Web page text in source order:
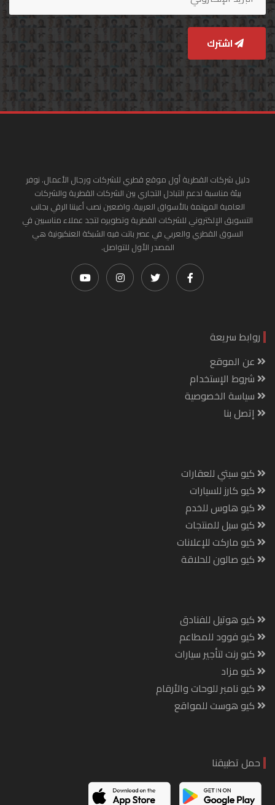
اشترك
دليل شركات القطرية أول موقع قطري للشركات ورجال الأعمال. نوفر
بيئة مناسبة لدعم التبادل التجاري بين الشركات القطرية والشركات
العامية المهتمة بالأسواق العربية. واضعين نصب أعيننا الرقي بجانب
التسويق الإلكتروني للشركات القطرية وتطويره لتجد عملاء مناسبين في
السوق القطري والعربي في عصر باتت فيه الشبكة العنكبونية هي
المصدر الأول للتواصل.
روابط سريعة
عن الموقع
شروط الإستخدام
سياسة الخصوصية
إتصل بنا
كيو سيتي للعقارات
كيو كارز للسيارات
كيو هاوس للخدم
كيو سيل للمنتجات
كيو ماركت للإعلانات
كيو صالون للحلاقة
كيو هوتيل للفنادق
كيو فوود للمطاعم
كيو رنت لتأجير سيارات
كيو مزاد
كيو نامبر للوحات والأرقام
كيو هوست للمواقع
حمل تطبيقنا